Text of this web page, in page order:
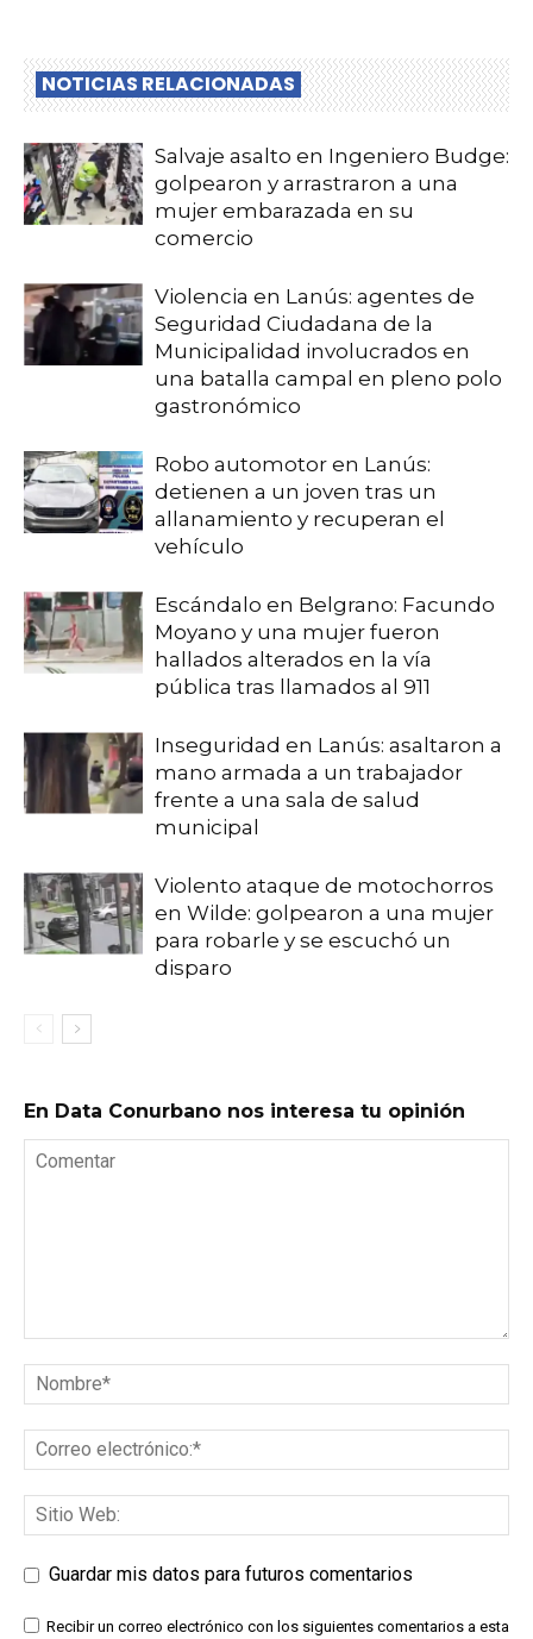
NOTICIAS RELACIONADAS
Salvaje asalto en Ingeniero Budge:
golpearon y arrastraron a una
mujer embarazada en su
comercio
Violencia en Lanús: agentes de
Seguridad Ciudadana de la
Municipalidad involucrados en
una batalla campal en pleno polo
gastronómico
Robo automotor en Lanús:
detienen a un joven tras un
allanamiento y recuperan el
vehículo
Escándalo en Belgrano: Facundo
Moyano y una mujer fueron
hallados alterados en la vía
pública tras llamados al 911
Inseguridad en Lanús: asaltaron a
mano armada a un trabajador
frente a una sala de salud
municipal
Violento ataque de motochorros
en Wilde: golpearon a una mujer
para robarle y se escuchó un
disparo
En Data Conurbano nos interesa tu opinión
Guardar mis datos para futuros comentarios
Recibir un correo electrónico con los siguientes comentarios a esta